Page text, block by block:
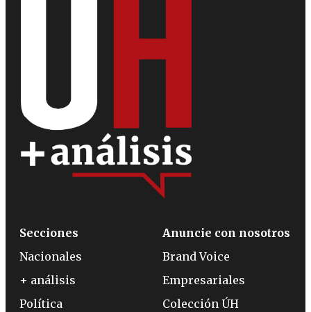
Secciones
Nacionales
+ análisis
Política
Anuncie con nosotros
Brand Voice
Empresariales
Colección ÚH